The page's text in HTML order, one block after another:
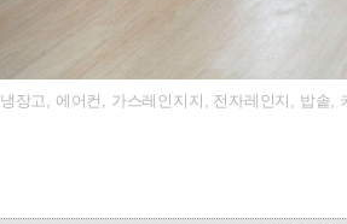
장고, 에어컨, 가스레인지지, 전자레인지, 밥솥,